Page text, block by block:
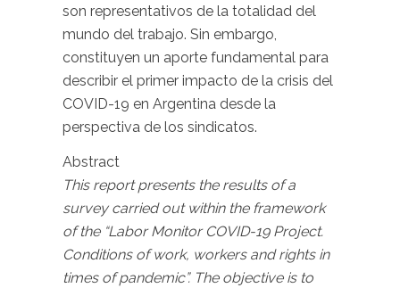
son representativos de la totalidad del
mundo del trabajo. Sin embargo,
constituyen un aporte fundamental para
describir el primer impacto de la crisis del
COVID-19 en Argentina desde la
perspectiva de los sindicatos.
Abstract
This report presents the results of a
survey carried out within the framework
of the “Labor Monitor COVID-19 Project.
Conditions of work, workers and rights in
times of pandemic”. The objective is to